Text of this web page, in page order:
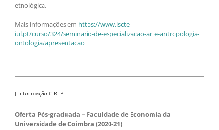
etnológica.
Mais informações em https://www.iscte-
iul.pt/curso/324/seminario-de-especializacao-arte-antropologia-
ontologia/apresentacao
[ Informação CIREP ]
Oferta Pós-graduada – Faculdade de Economia da
Universidade de Coimbra (2020-21)